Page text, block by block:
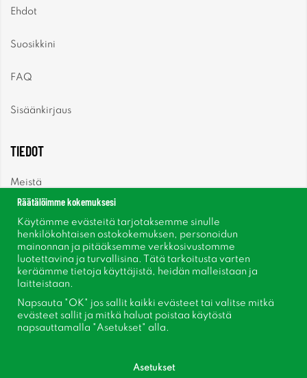
Ehdot
Suosikkini
FAQ
Sisäänkirjaus
TIEDOT
Meistä
Uutiskirje
Tietoja evästeistä
Inspiraatiota
Räätälöimme kokemuksesi
Käytämme evästeitä tarjotaksemme sinulle
henkilökohtaisen ostokokemuksen, personoidun
mainonnan ja pitääksemme verkkosivustomme
luotettavina ja turvallisina. Tätä tarkoitusta varten
keräämme tietoja käyttäjistä, heidän malleistaan ​​ja
laitteistaan.
Napsauta "OK" jos sallit kaikki evästeet tai valitse mitkä
evästeet sallit ja mitkä haluat poistaa käytöstä
napsauttamalla "Asetukset" alla.
Asetukset